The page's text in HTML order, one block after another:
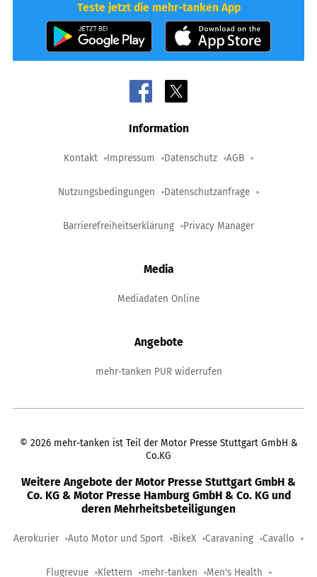
Teste jetzt die mehr-tanken App
Information
Kontakt Impressum Datenschutz AGB
Nutzungsbedingungen Datenschutzanfrage
Barrierefreiheitserklärung Privacy Manager
Media
Mediadaten Online
Angebote
mehr-tanken PUR widerrufen
© 2026 mehr-tanken ist Teil der Motor Presse Stuttgart GmbH &
Co.KG
Weitere Angebote der Motor Presse Stuttgart GmbH &
Co. KG & Motor Presse Hamburg GmbH & Co. KG und
deren Mehrheitsbeteiligungen
Aerokurier Auto Motor und Sport BikeX Caravaning Cavallo
Flugrevue Klettern mehr-tanken Men's Health